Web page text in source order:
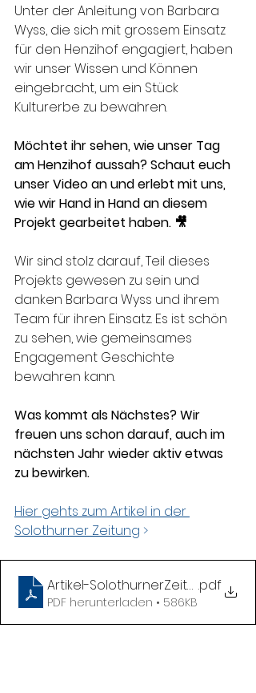
Unter der Anleitung von Barbara
Wyss, die sich mit grossem Einsatz
für den Henzihof engagiert, haben
wir unser Wissen und Können
eingebracht, um ein Stück
Kulturerbe zu bewahren.
Möchtet ihr sehen, wie unser Tag
am Henzihof aussah? Schaut euch
unser Video an und erlebt mit uns,
wie wir Hand in Hand an diesem
Projekt gearbeitet haben. 🎥
Wir sind stolz darauf, Teil dieses
Projekts gewesen zu sein und
danken Barbara Wyss und ihrem
Team für ihren Einsatz. Es ist schön
zu sehen, wie gemeinsames
Engagement Geschichte
bewahren kann.
Was kommt als Nächstes? Wir
freuen uns schon darauf, auch im
nächsten Jahr wieder aktiv etwas
zu bewirken.
Hier gehts zum Artikel in der
Solothurner Zeitung >
Artikel- .pdf
PDF herunterladen • 586KB